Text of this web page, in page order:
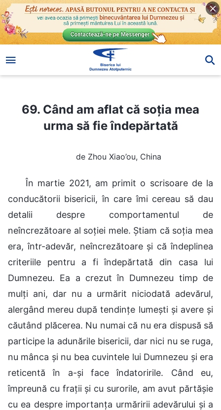
69. Când am aflat că soția mea urma să fie îndepărtată
69. Când am aflat că soția mea
urma să fie îndepărtată
de Zhou Xiao’ou, China
În martie 2021, am primit o scrisoare de la
conducătorii bisericii, în care îmi cereau să dau
detalii despre comportamentul de
neîncrezătoare al soției mele. Știam că soția mea
era, într-adevăr, neîncrezătoare și că îndeplinea
criteriile pentru a fi îndepărtată din casa lui
Dumnezeu. Ea a crezut în Dumnezeu timp de
mulți ani, dar nu a urmărit niciodată adevărul,
alergând mereu după tendințe lumești și avere și
căutând plăcerea. Nu numai că nu era dispusă să
participe la adunările bisericii, dar nici nu se ruga,
nu mânca și nu bea cuvintele lui Dumnezeu și era
reticentă în a-și face îndatoririle. Când eu,
împreună cu frații și cu surorile, am avut părtășie
cu ea despre importanța urmăririi adevărului și a